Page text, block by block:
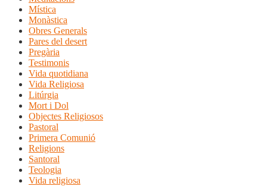
Mística
Monàstica
Obres Generals
Pares del desert
Pregària
Testimonis
Vida quotidiana
Vida Religiosa
Litúrgia
Mort i Dol
Objectes Religiosos
Pastoral
Primera Comunió
Religions
Santoral
Teologia
Vida religiosa